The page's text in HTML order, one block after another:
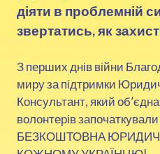
діяти в проблемній
звертатись, як
З перших днів війни
миру за підтримки
Консультант, який
волонтерів започаткували
БЕЗКОШТОВНА